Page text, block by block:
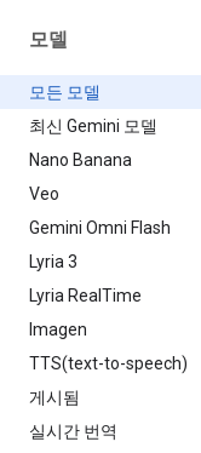
모델
모든 모델
최신 Gemini 모델
Nano Banana
Veo
Gemini Omni Flash
Lyria 3
Lyria Real Time
Imagen
TTS(text-to-speech)
게시됨
실시간 번역